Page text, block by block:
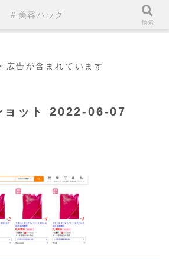
告が含まれています
ョット 2022-06-07
＃美容ハック
検索